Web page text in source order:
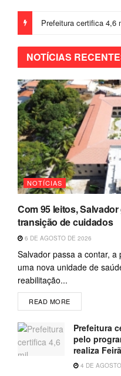
NOTÍCIAS
NOTÍCIAS
Com 95 leitos,
transição de cuidados
6 DE AGOSTO DE 2026
Salvador passa a contar,
uma nova unidade de
reabilitação...
READ MORE
Prefeitura
pelo
realiza
4 DE